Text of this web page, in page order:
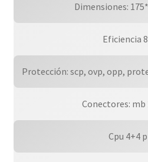
Dimensiones:
Eficiencia
Protección: scp, ovp, opp,
Conectores: mb
Cpu 4+4